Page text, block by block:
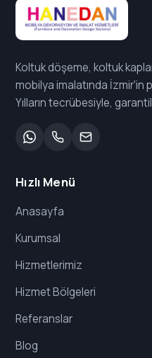
Koltuk döşeme, koltuk
mobilya imalatında İzmir'in
Yılların tecrübesiyle,
Hızlı Menü
Anasayfa
Kurumsal
Hizmetlerimiz
Hizmet Bölgeleri
Referanslar
Blog